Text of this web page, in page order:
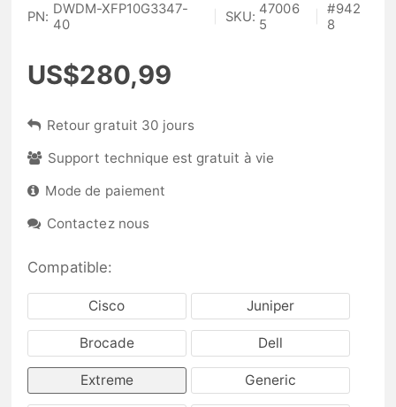
PN: DWDM-XFP10G3347-
40
SKU: 47006
5
#942
8
US$280,99
Retour gratuit 30 jours
Support technique est gratuit à vie
Mode de paiement
Contactez nous
Compatible:
Cisco Juniper
Brocade Dell
Extreme Generic